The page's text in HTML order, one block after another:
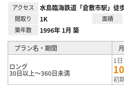
アクセス 水島臨海鉄道「倉敷市駅」徒
間取り 1K 面積
築年数 1996年 1月 築
プラン名・期間
ロング
30日以上～360日未満
1
初